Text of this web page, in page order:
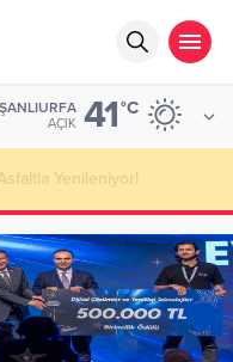
ŞANLIURFA
AÇIK 41°C
634,3 Milyon Lira